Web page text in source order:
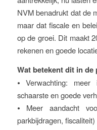
NVM benadrukt dat de
maar dat fiscale en
op de groei. Dit maakt
rekenen en goede
Wat betekent dit in de
⦁ Verwachting:
schaarste en goede
⦁ Meer aandacht
parkbijdragen, fiscaliteit)